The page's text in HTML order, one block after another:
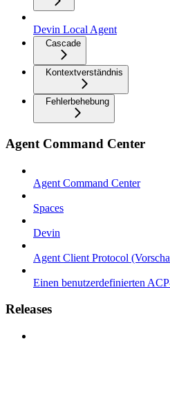
Devin Local Agent
Cascade
Kontextverständnis
Fehlerbehebung
Agent Command Center
Agent Command Center
Spaces
Devin
Agent Client Protocol
Einen benutzerdefinierten
Releases